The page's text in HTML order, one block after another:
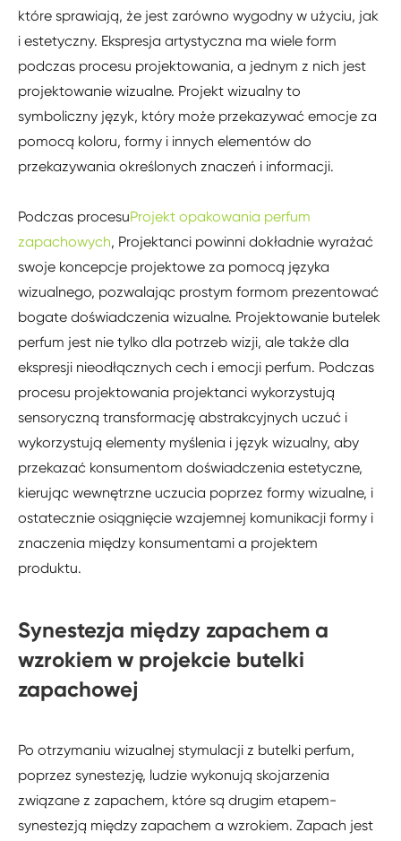
które sprawiają, że jest zarówno wygodny w użyciu, jak
i estetyczny. Ekspresja artystyczna ma wiele form
podczas procesu projektowania, a jednym z nich jest
projektowanie wizualne. Projekt wizualny to
symboliczny język, który może przekazywać emocje za
pomocą koloru, formy i innych elementów do
przekazywania określonych znaczeń i informacji.
Podczas procesuProjekt opakowania perfum
zapachowych, Projektanci powinni dokładnie wyrażać
swoje koncepcje projektowe za pomocą języka
wizualnego, pozwalając prostym formom prezentować
bogate doświadczenia wizualne. Projektowanie butelek
perfum jest nie tylko dla potrzeb wizji, ale także dla
ekspresji nieodłącznych cech i emocji perfum. Podczas
procesu projektowania projektanci wykorzystują
sensoryczną transformację abstrakcyjnych uczuć i
wykorzystują elementy myślenia i język wizualny, aby
przekazać konsumentom doświadczenia estetyczne,
kierując wewnętrzne uczucia poprzez formy wizualne, i
ostatecznie osiągnięcie wzajemnej komunikacji formy i
znaczenia między konsumentami a projektem
produktu.
Synestezja między zapachem a
wzrokiem w projekcie butelki
zapachowej
Po otrzymaniu wizualnej stymulacji z butelki perfum,
poprzez synestezję, ludzie wykonują skojarzenia
związane z zapachem, które są drugim etapem-
synestezją między zapachem a wzrokiem. Zapach jest